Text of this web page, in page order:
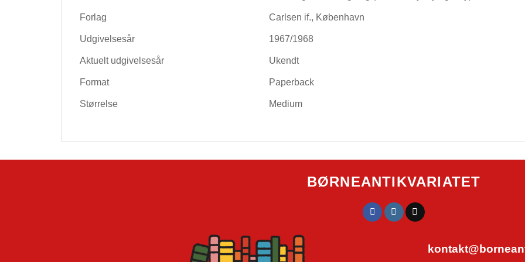
Forlag Carlsen if., København
Udgivelsesår 1967/1968
Aktuelt udgivelsesår Ukendt
Format Paperback
Størrelse Medium
BØRNEANTIKVARIATET